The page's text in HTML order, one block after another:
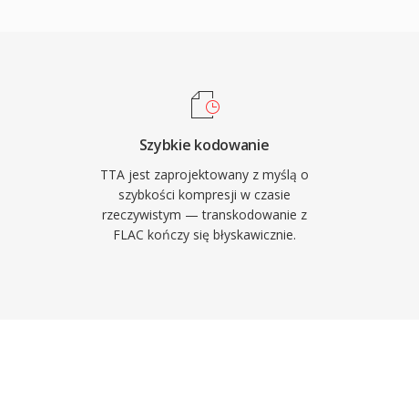
dajac TTA
formatami
referencyjna jest
do adopcji przez
Choc
czesc rynku
cenioacym
Szybkie kodowanie
TTA jest zaprojektowany z myślą o
szybkości kompresji w czasie
rzeczywistym — transkodowanie z
FLAC kończy się błyskawicznie.